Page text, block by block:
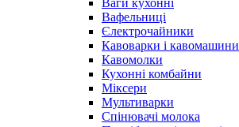
Ваги кухонні
Вафельниці
Єлектрочайники
Кавоварки і кавомашини
Кавомолки
Кухонні комбайни
Міксери
Мультиварки
Спінювачі молока